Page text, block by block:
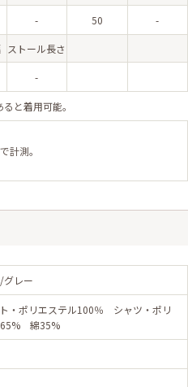
- 50 -
ストール長さ
-
と着用可能。
計測。
グレー
・ポリエステル100％ シャツ・ポリ
65% 綿35%